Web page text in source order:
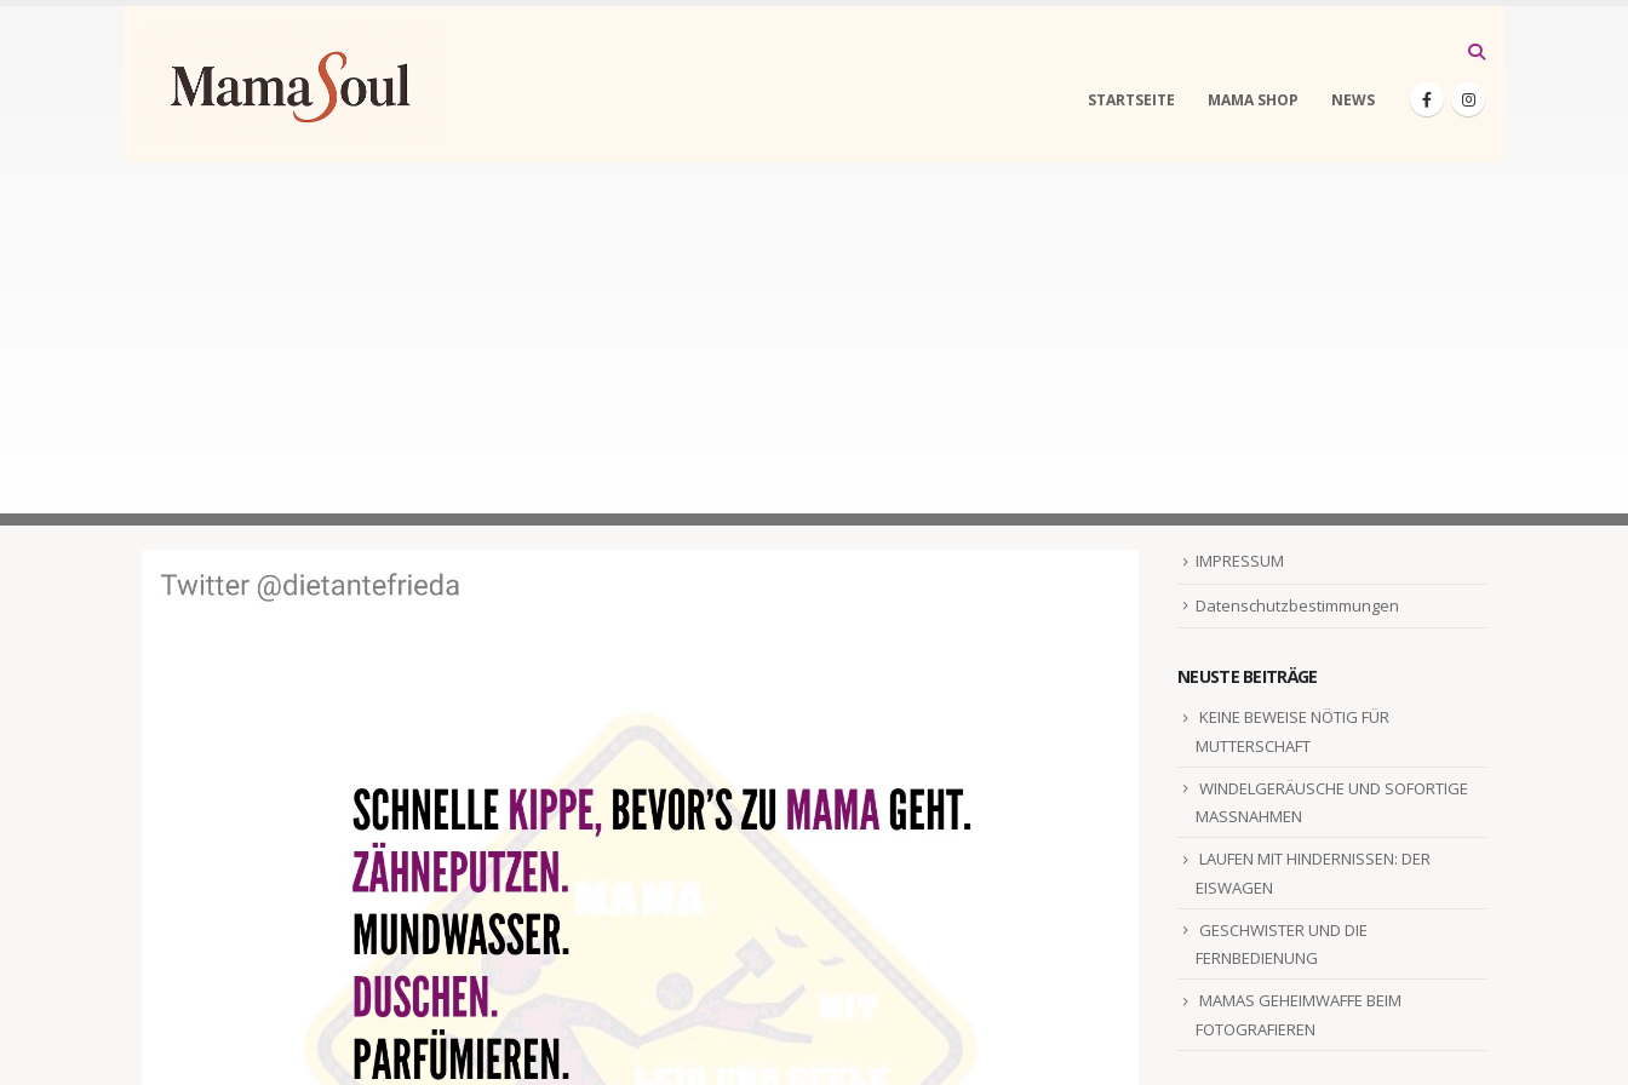
STARTSEITE MAMA SHOP NEWS
IMPRESSUM
Datenschutzbestimmungen
NEUSTE BEITRÄGE
KEINE BEWEISE NÖTIG FÜR
MUTTERSCHAFT
WINDELGERÄUSCHE UND SOFORTIGE
MASSNAHMEN
LAUFEN MIT HINDERNISSEN: DER
EISWAGEN
GESCHWISTER UND DIE
FERNBEDIENUNG
MAMAS GEHEIMWAFFE BEIM
FOTOGRAFIEREN